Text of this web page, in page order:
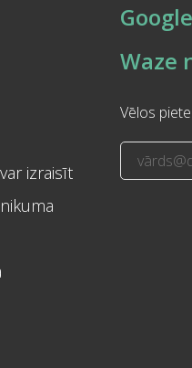
izraisīt
Waze
Vēlos